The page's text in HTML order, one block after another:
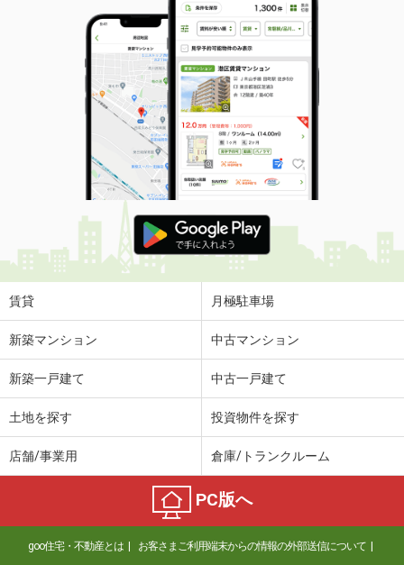
賃貸 月極駐車場
新築マンション 中古マンション
新築一戸建て 中古一戸建て
土地を探す 投資物件を探す
店舗/事業用 倉庫/トランクルーム
PC版へ
goo住宅・不動産とは お客さまご利用端末からの情報の外部送信について